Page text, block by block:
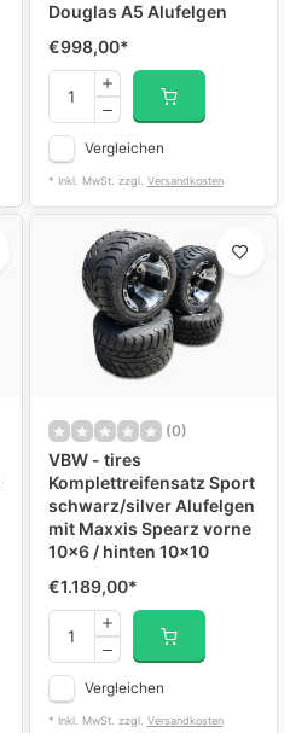
Douglas A5 Alufelgen
€998,00*
Vergleichen
* Inkl. MwSt. zzgl. Versandkosten
(0)
VBW - tires
Komplettreifensatz Sport
schwarz/silver Alufelgen
mit Maxxis Spearz vorne
10x6 / hinten 10x10
€1.189,00*
Vergleichen
* Inkl. MwSt. zzgl. Versandkosten